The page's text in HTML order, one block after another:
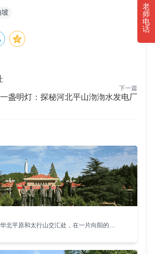
支部为608个，共产党员由1931年的
人，人民群众听党的话，群众基础
争以来，平山县为晋察冀和晋冀鲁豫
边区第四军分区和第二军分区领
共中央北方分局、晋察冀边区政
等首脑机关也曾在这里居住长达三年
是晋察冀边区的模范县，西柏坡是个
毛主席移驻西柏坡，在这里指挥
大战役，并在1949年召开了具有历史
二中全会。
道“西柏坡是党中央毛主席进入北
最后一个农村指挥所，指挥三大战役
下一篇
盏明灯：探秘河北平山沕沕水发电厂
北平原和太行山交汇处，在一片向阳的…
老
师
电
话